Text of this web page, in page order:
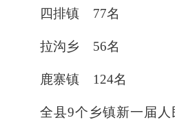
四排镇 77名
拉沟乡 56名
鹿寨镇 124名
全县9个乡镇新一届